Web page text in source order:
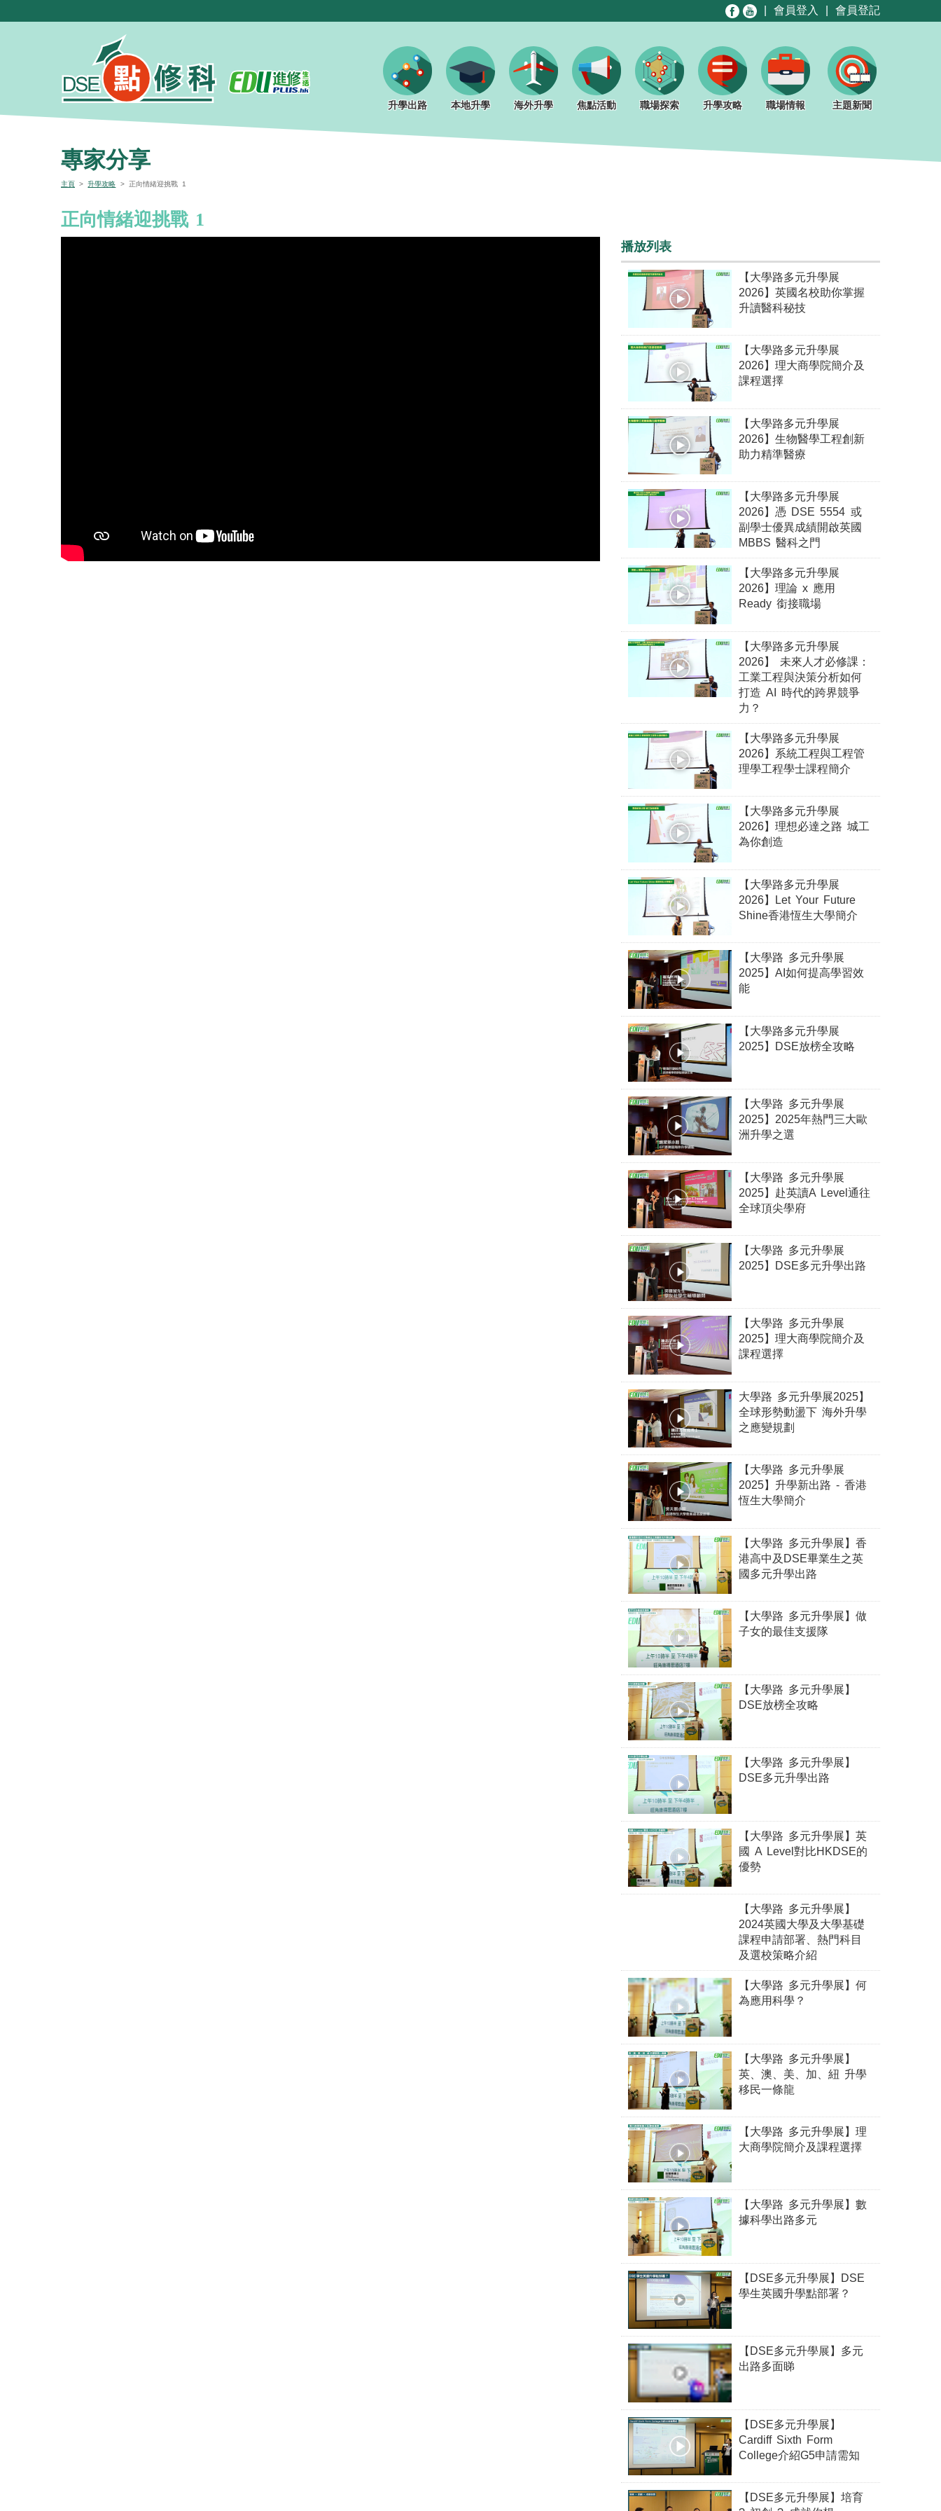
會員登入 會員登記
升學出路 本地升學 海外升學 焦點活動 職場探索 升學攻略 職場情報 主題新聞
專家分享
主頁 >升學攻略 > 正向情緒迎挑戰 1
正向情緒迎挑戰 1
播放列表
【大學路多元升學展
2026】英國名校助你掌握
升讀醫科秘技
【大學路多元升學展
2026】理大商學院簡介及
課程選擇
【大學路多元升學展
2026】生物醫學工程創新
助力精準醫療
【大學路多元升學展
2026】憑 DSE 5554 或
副學士優異成績開啟英國
MBBS 醫科之門
【大學路多元升學展
2026】理論 x 應用
Ready 銜接職場
【大學路多元升學展
2026】 未來人才必修課：
工業工程與決策分析如何
打造 AI 時代的跨界競爭
力？
【大學路多元升學展
2026】系統工程與工程管
理學工程學士課程簡介
【大學路多元升學展
2026】理想必達之路 城工
為你創造
【大學路多元升學展
2026】Let Your Future
Shine香港恆生大學簡介
【大學路 多元升學展
2025】AI如何提高學習效
能
【大學路多元升學展
2025】DSE放榜全攻略
【大學路 多元升學展
2025】2025年熱門三大歐
洲升學之選
【大學路 多元升學展
2025】赴英讀A Level通往
全球頂尖學府
【大學路 多元升學展
2025】DSE多元升學出路
【大學路 多元升學展
2025】理大商學院簡介及
課程選擇
大學路 多元升學展2025】
全球形勢動盪下 海外升學
之應變規劃
【大學路 多元升學展
2025】升學新出路 - 香港
恆生大學簡介
【大學路 多元升學展】香
港高中及DSE畢業生之英
國多元升學出路
【大學路 多元升學展】做
子女的最佳支援隊
【大學路 多元升學展】
DSE放榜全攻略
【大學路 多元升學展】
DSE多元升學出路
【大學路 多元升學展】英
國 A Level對比HKDSE的
優勢
【大學路 多元升學展】
2024英國大學及大學基礎
課程申請部署、熱門科目
及選校策略介紹
【大學路 多元升學展】何
為應用科學？
【大學路 多元升學展】
英、澳、美、加、紐 升學
移民一條龍
【大學路 多元升學展】理
大商學院簡介及課程選擇
【大學路 多元升學展】數
據科學出路多元
【DSE多元升學展】DSE
學生英國升學點部署？
【DSE多元升學展】多元
出路多面睇
【DSE多元升學展】
Cardiff Sixth Form
College介紹G5申請需知
【DSE多元升學展】培育